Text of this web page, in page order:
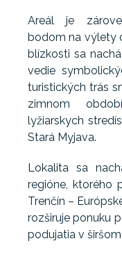
Areál je
bodom na výlety
blízkosti sa
vedie
turistických trás
zimnom
lyžiarskych
Stará Myjava.
Lokalita sa
regióne, ktorého
Trenčín –
rozširuje ponuku
podujatia v